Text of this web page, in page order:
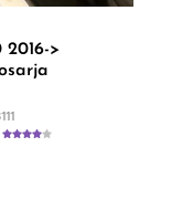
2016->